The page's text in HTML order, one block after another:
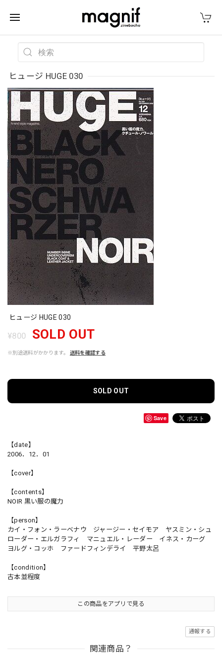
ヒュージ HUGE 030
ヒュージ HUGE 030
¥800 SOLD OUT
※別途送料がかかります。 送料を確認する
SOLD OUT
Save
【date】
2006．12．01
【cover】
【contents】
NOIR 黒い服の魔力
【person】
カイ・フォン・ラーベナウ ジャージー・セイモア ヤスミン・シュ
ローダー・エルガラフィ マニュエル・レーダー イネス・カーグ
ヨルグ・コッホ ファードフィンデライ 平野太呂
【condition】
古本並程度
この商品をアプリで見る
通報する
関連商品？